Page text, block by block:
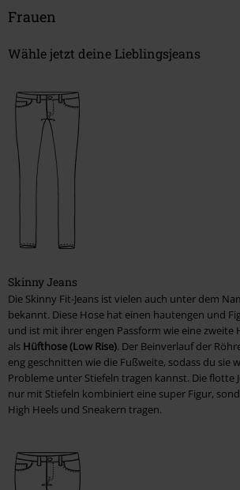
Jacken, Mäntel
T-Shirts, Kapuzenpullover & -jacken,
Hosen, Shorts, Kilts
Kopfbedeckung
T-Shirts, Top's, Kapuzenpullover & -jacken,
Bikinis & Unterwäsche
Korsagen
Hosen & Shorts & Röcke
Schuhe, Stiefel, Sneaker
Frauen
Wähle jetzt deine Lieblingsjeans
Skinny Jeans
Die Skinny Fit-Jeans ist vielen auch unter dem
bekannt. Diese Hose hat einen hautengen und
und ist mit ihrer engen Passform wie eine zweite
als Hüfthose (Low Rise). Der Beinverlauf der
eng geschnitten wie die Fußweite, sodass du sie
Probleme unter Stiefeln tragen kannst. Die flotte
nur mit Stiefeln kombiniert eine super Figur,
High Heels und Sneakern tragen.